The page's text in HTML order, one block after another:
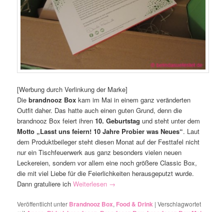
[Werbung durch Verlinkung der Marke]
Diebrandnooz Box kam im Mai in einem ganz veränderten
Outfit daher. Das hatte auch einen guten Grund, denn die
brandnooz Box feiert ihren10. Geburtstag und steht unter dem
Motto „Lasst uns feiern! 10 Jahre Probier was Neues“. Laut
dem Produktbeileger steht diesen Monat auf der Festtafel nicht
nur ein Tischfeuerwerk aus ganz besonders vielen neuen
Leckereien, sondern vor allem eine noch größere Classic Box,
die mit viel Liebe für die Feierlichkeiten herausgeputzt wurde.
Dann gratuliere ichWeiterlesen →
Veröffentlicht unter Brandnooz Box, Food & Drink |Verschlagwortet